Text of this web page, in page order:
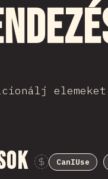
elemeket
CanIUse